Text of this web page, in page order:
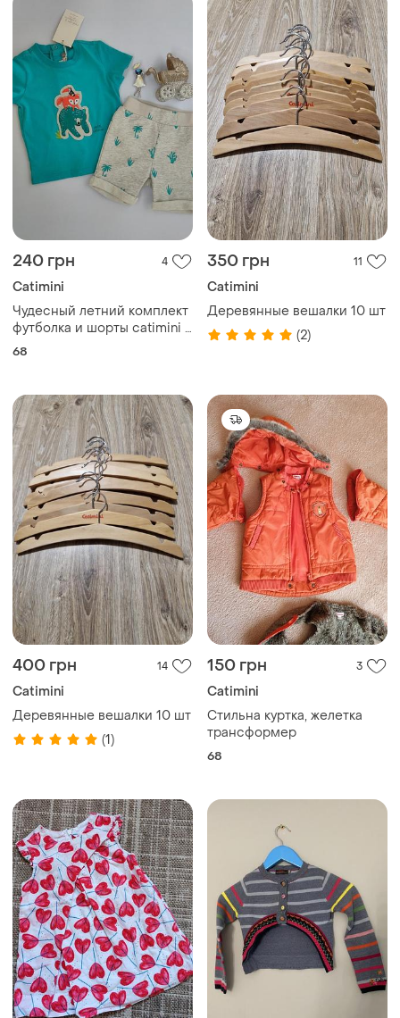
240 грн 4
Catimini
Чудесный летний комплект
футболка и шорты catimini ,
68
350 грн 11
Catimini
Деревянные вешалки 10 шт
(2)
400 грн 14
Catimini
Деревянные вешалки 10 шт
(1)
150 грн 3
Catimini
Стильна куртка, желетка
трансформер
68